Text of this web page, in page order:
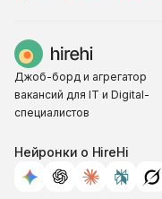
Джоб-борд и агрегатор
вакансий для IT и Digital-
специалистов
Нейронки о HireHi